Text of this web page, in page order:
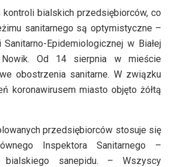
bialskich przedsiębiorców, co
sanitarnego są optymistyczne –
Epidemiologicznej w Białej
Nowik. Od 14 sierpnia w mieście
obostrzenia sanitarne. W związku
koronawirusem miasto objęto żółtą
przedsiębiorców stosuje się
Inspektora Sanitarnego –
bialskiego sanepidu. – Wszyscy